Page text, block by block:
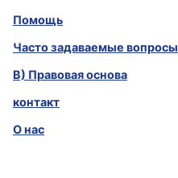
Помощь
Часто задаваемые вопросы
B) Правовая основа
контакт
О нас